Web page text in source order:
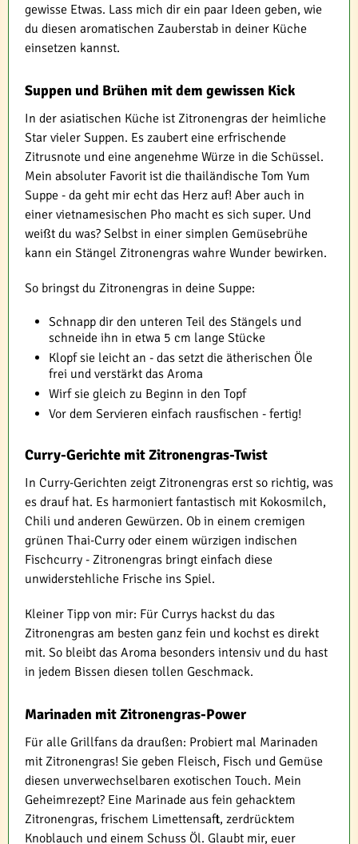
gewisse Etwas. Lass mich dir ein paar Ideen geben, wie
du diesen aromatischen Zauberstab in deiner Küche
einsetzen kannst.
Suppen und Brühen mit dem gewissen Kick
In der asiatischen Küche ist Zitronengras der heimliche
Star vieler Suppen. Es zaubert eine erfrischende
Zitrusnote und eine angenehme Würze in die Schüssel.
Mein absoluter Favorit ist die thailändische Tom Yum
Suppe - da geht mir echt das Herz auf! Aber auch in
einer vietnamesischen Pho macht es sich super. Und
weißt du was? Selbst in einer simplen Gemüsebrühe
kann ein Stängel Zitronengras wahre Wunder bewirken.
So bringst du Zitronengras in deine Suppe:
Schnapp dir den unteren Teil des Stängels und
schneide ihn in etwa 5 cm lange Stücke
Klopf sie leicht an - das setzt die ätherischen Öle
frei und verstärkt das Aroma
Wirf sie gleich zu Beginn in den Topf
Vor dem Servieren einfach rausfischen - fertig!
Curry-Gerichte mit Zitronengras-Twist
In Curry-Gerichten zeigt Zitronengras erst so richtig, was
es drauf hat. Es harmoniert fantastisch mit Kokosmilch,
Chili und anderen Gewürzen. Ob in einem cremigen
grünen Thai-Curry oder einem würzigen indischen
Fischcurry - Zitronengras bringt einfach diese
unwiderstehliche Frische ins Spiel.
Kleiner Tipp von mir: Für Currys hackst du das
Zitronengras am besten ganz fein und kochst es direkt
mit. So bleibt das Aroma besonders intensiv und du hast
in jedem Bissen diesen tollen Geschmack.
Marinaden mit Zitronengras-Power
Für alle Grillfans da draußen: Probiert mal Marinaden
mit Zitronengras! Sie geben Fleisch, Fisch und Gemüse
diesen unverwechselbaren exotischen Touch. Mein
Geheimrezept? Eine Marinade aus fein gehacktem
Zitronengras, frischem Limettensaft, zerdrücktem
Knoblauch und einem Schuss Öl. Glaubt mir, euer